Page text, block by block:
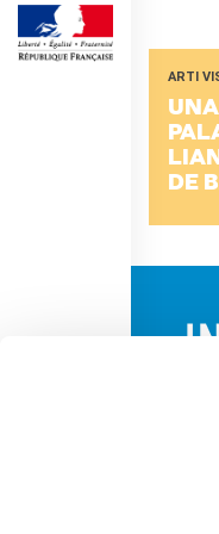
Exaequa
ARTI
DE